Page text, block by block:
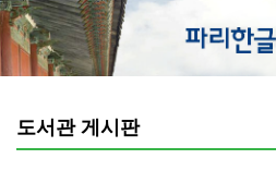
도서관 게시판